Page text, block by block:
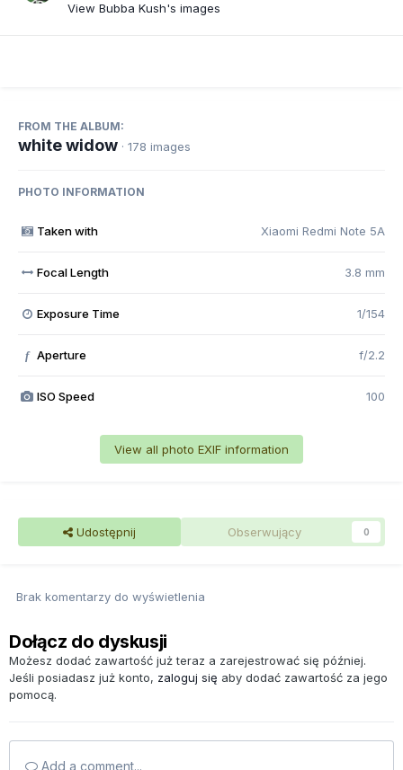
View Bubba Kush's images
FROM THE ALBUM:
white widow · 178 images
PHOTO INFORMATION
Taken with Xiaomi Redmi Note 5A
Focal Length 3.8 mm
Exposure Time 1/154
f Aperture f/2.2
ISO Speed 100
View all photo EXIF information
Udostępnij Obserwujący 0
Brak komentarzy do wyświetlenia
Dołącz do dyskusji
Możesz dodać zawartość już teraz a zarejestrować się później.
Jeśli posiadasz już konto, zaloguj się aby dodać zawartość za jego
pomocą.
Add a comment...